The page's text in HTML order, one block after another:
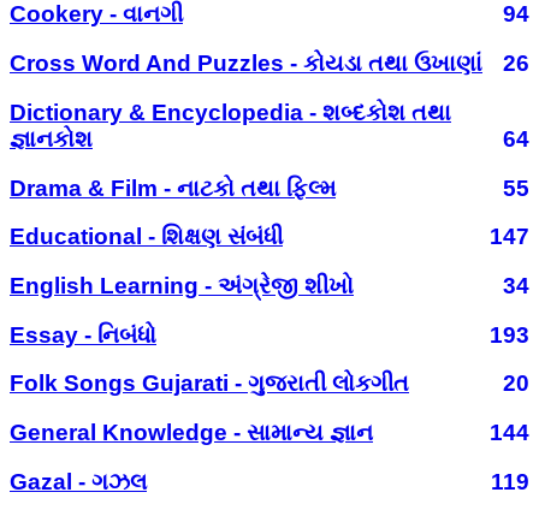
Cookery - વાનગી
94
Cross Word And Puzzles - કોયડા તથા ઉખાણાં
26
Dictionary & Encyclopedia - શબ્દકોશ તથા
જ્ઞાનકોશ
64
Drama & Film - નાટકો તથા ફિલ્મ
55
Educational - શિક્ષણ સંબંધી
147
English Learning - અંગ્રેજી શીખો
34
Essay - નિબંધો
193
Folk Songs Gujarati - ગુજરાતી લોકગીત
20
General Knowledge - સામાન્ય જ્ઞાન
144
Gazal - ગઝલ
119